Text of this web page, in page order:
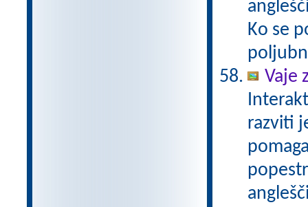
Ko se
Vaje
razviti